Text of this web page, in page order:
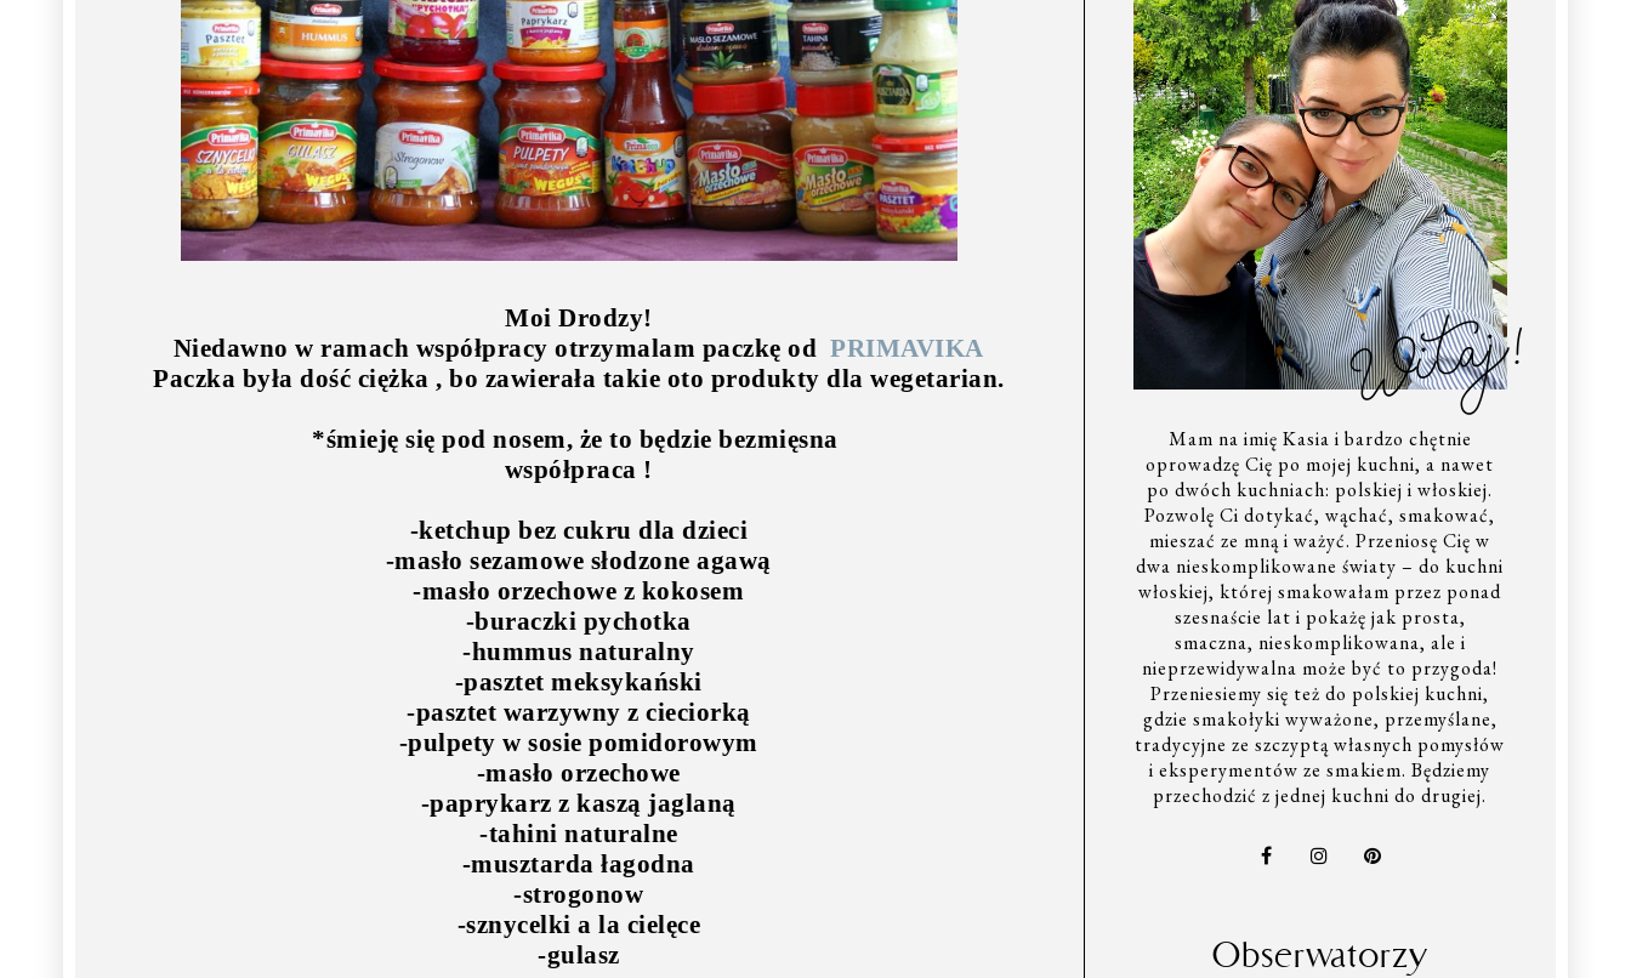
Moi Drodzy!
Niedawno w ramach współpracy otrzymalam paczkę odPRIMAVIKA
Paczka była dość ciężka , bo zawierała takie oto produkty dla wegetarian.
*śmieję się pod nosem, że to będzie bezmięsna
współpraca !
-ketchup bez cukru dla dzieci
-masło sezamowe słodzone agawą
-masło orzechowe z kokosem
-buraczki pychotka
-hummus naturalny
-pasztet meksykański
-pasztet warzywny z cieciorką
-pulpety w sosie pomidorowym
-masło orzechowe
-paprykarz z kaszą jaglaną
-tahini naturalne
-musztarda łagodna
-strogonow
-sznycelki a la cielęce
-gulasz
Witaj!
Mam na imię Kasia i bardzo chętnie
oprowadzę Cię po mojej kuchni, a nawet
po dwóch kuchniach: polskiej i włoskiej.
Pozwolę Ci dotykać, wąchać, smakować,
mieszać ze mną i ważyć. Przeniosę Cię w
dwa nieskomplikowane światy – do kuchni
włoskiej, której smakowałam przez ponad
szesnaście lat i pokażę jak prosta,
smaczna, nieskomplikowana, ale i
nieprzewidywalna może być to przygoda!
Przeniesiemy się też do polskiej kuchni,
gdzie smakołyki wyważone, przemyślane,
tradycyjne ze szczyptą własnych pomysłów
i eksperymentów ze smakiem. Będziemy
przechodzić z jednej kuchni do drugiej.
Obserwatorzy